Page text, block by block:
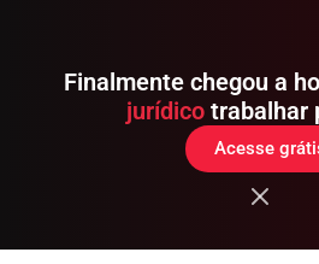
Finalmente chegou a
jurídico trabalhar
Acesse